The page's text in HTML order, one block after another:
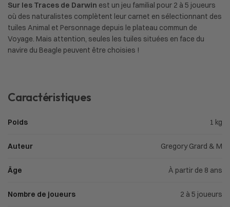
Sur les Traces de Darwin est un jeu familial pour 2 à 5 joueurs
où des naturalistes complètent leur carnet en sélectionnant des
tuiles Animal et Personnage depuis le plateau commun de
Voyage. Mais attention, seules les tuiles situées en face du
navire du Beagle peuvent être choisies !
Caractéristiques
Poids 1 kg
Auteur Gregory Grard & M
Âge À partir de 8 ans
Nombre de joueurs 2 à 5 joueurs